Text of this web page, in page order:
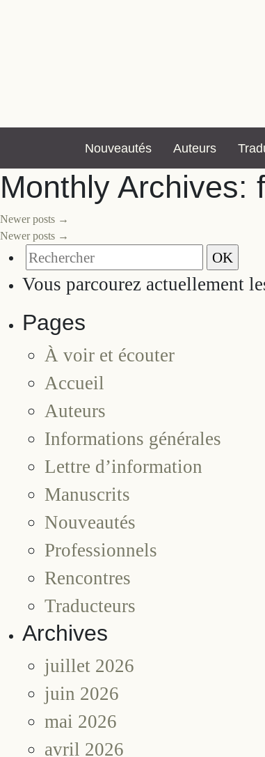
Nouveautés Auteurs
Monthly Archives:
Newer posts →
Newer posts →
Vous parcourez actuellement
Pages
À voir et écouter
Accueil
Auteurs
Informations générales
Lettre d’information
Manuscrits
Nouveautés
Professionnels
Rencontres
Traducteurs
Archives
juillet 2026
juin 2026
mai 2026
avril 2026